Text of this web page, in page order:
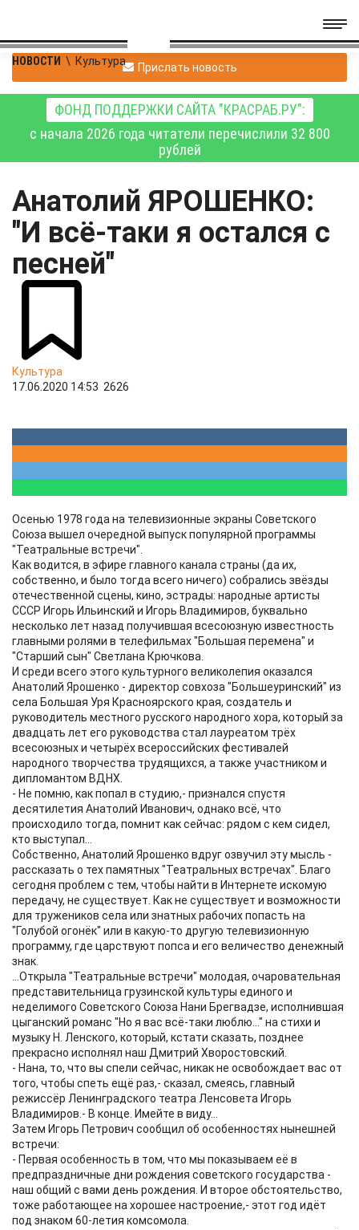
НОВОСТИ \ Культура Прислать новость
ФОНД ПОДДЕРЖКИ САЙТА "КРАСРАБ.РУ":
с начала 2026 года читатели перечислили 32 800
рублей
Анатолий ЯРОШЕНКО:
"И всё-таки я остался с
песней"
Культура
17.06.2020 14:53 2626
Осенью 1978 года на телевизионные экраны Советского
Союза вышел очередной выпуск популярной программы
"Театральные встречи".
Как водится, в эфире главного канала страны (да их,
собственно, и было тогда всего ничего) собрались звёзды
отечественной сцены, кино, эстрады: народные артисты
СССР Игорь Ильинский и Игорь Владимиров, буквально
несколько лет назад получившая всесоюзную известность
главными ролями в телефильмах "Большая перемена" и
"Старший сын" Светлана Крючкова.
И среди всего этого культурного великолепия оказался
Анатолий Ярошенко - директор совхоза "Большеуринский" из
села Большая Уря Красноярского края, создатель и
руководитель местного русского народного хора, который за
двадцать лет его руководства стал лауреатом трёх
всесоюзных и четырёх всероссийских фестивалей
народного творчества трудящихся, а также участником и
дипломантом ВДНХ.
- Не помню, как попал в студию,- признался спустя
десятилетия Анатолий Иванович, однако всё, что
происходило тогда, помнит как сейчас: рядом с кем сидел,
кто выступал...
Собственно, Анатолий Ярошенко вдруг озвучил эту мысль -
рассказать о тех памятных "Театральных встречах". Благо
сегодня проблем с тем, чтобы найти в Интернете искомую
передачу, не существует. Как не существует и возможности
для тружеников села или знатных рабочих попасть на
"Голубой огонёк" или в какую-то другую телевизионную
программу, где царствуют попса и его величество денежный
знак.
...Открыла "Театральные встречи" молодая, очаровательная
представительница грузинской культуры единого и
неделимого Советского Союза Нани Брегвадзе, исполнившая
цыганский романс "Но я вас всё-таки люблю..." на стихи и
музыку Н. Ленского, который, кстати сказать, позднее
прекрасно исполнял наш Дмитрий Хворостовский.
- Нана, то, что вы спели сейчас, никак не освобождает вас от
того, чтобы спеть ещё раз,- сказал, смеясь, главный
режиссёр Ленинградского театра Ленсовета Игорь
Владимиров.- В конце. Имейте в виду...
Затем Игорь Петрович сообщил об особенностях нынешней
встречи:
- Первая особенность в том, что мы показываем её в
предпраздничные дни рождения советского государства -
наш общий с вами день рождения. И второе обстоятельство,
тоже работающее на хорошее настроение,- этот год идёт
под знаком 60-летия комсомола.